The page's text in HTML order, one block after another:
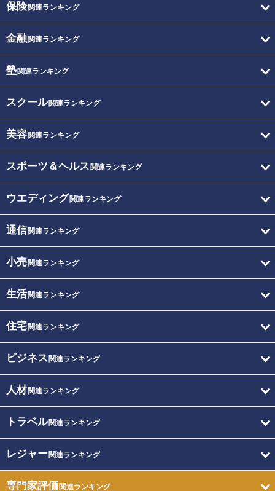
保険関連ランキング
金融関連ランキング
塾関連ランキング
スクール関連ランキング
美容関連ランキング
スポーツ＆ヘルス 関連ランキング
ウエディング関連ランキング
通信関連ランキング
小売関連ランキング
生活関連ランキング
住宅関連ランキング
ビジネス 関連ランキング
人材関連ランキング
トラベル関連ランキング
レジャー関連ランキング
専門家評価関連ランキング